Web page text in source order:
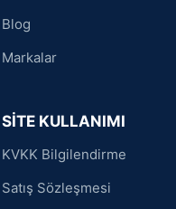
Blog
Markalar
SİTE KULLANIMI
KVKK Bilgilendirme
Satış Sözleşmesi